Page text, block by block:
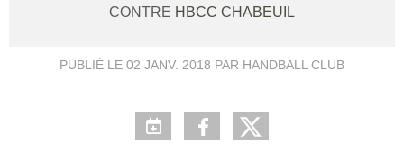
CONTRE HBCC CHABEUIL
PUBLIÉ LE 02 JANV. 2018 PAR HANDBALL CLUB